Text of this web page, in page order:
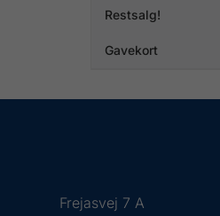
Restsalg!
Gavekort
Frejasvej 7 A